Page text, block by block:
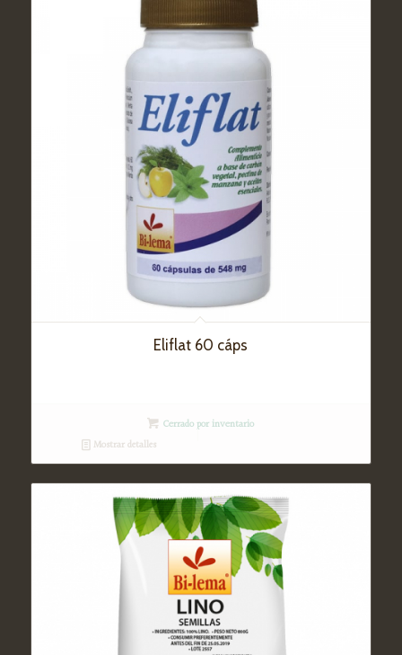
Eliflat 60 cáps
Cerrado por inventario
Mostrar detalles